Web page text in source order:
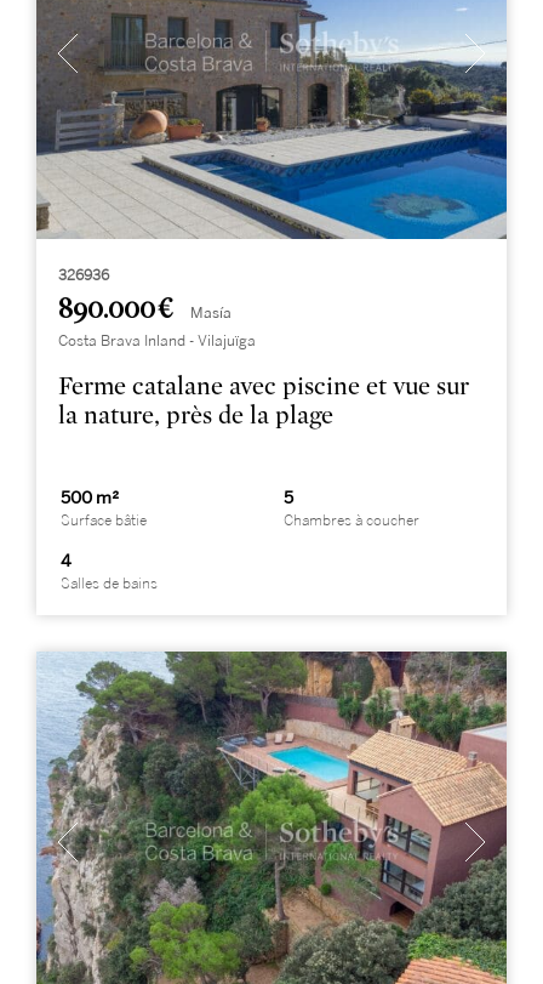
326936
890.000 € Masía
Costa Brava Inland - Vilajuïga
Ferme catalane avec piscine et vue sur
la nature, près de la plage
500 m²
Surface bâtie
5
Chambres à coucher
4
Salles de bains